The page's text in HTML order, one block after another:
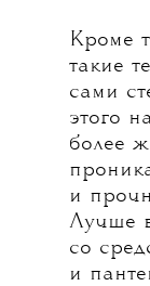
Кроме
такие
сами
этого
более
и
Лучше
со
и